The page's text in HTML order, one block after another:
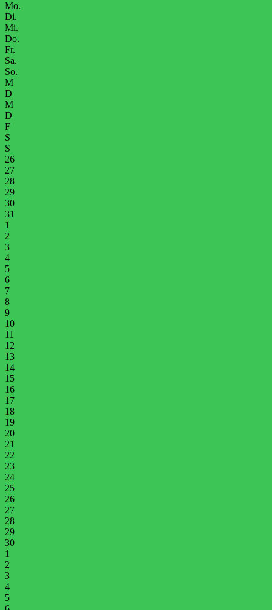
Mo.
Di.
Mi.
Do.
Fr.
Sa.
So.
M
D
M
D
F
S
S
26
27
28
29
30
31
1
2
3
4
5
6
7
8
9
10
11
12
13
14
15
16
17
18
19
20
21
22
23
24
25
26
27
28
29
30
1
2
3
4
5